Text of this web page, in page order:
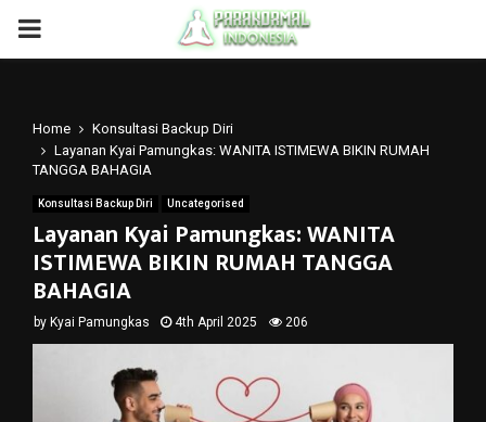
PRIMARY
Home
Konsultasi Backup Diri
Layanan Kyai Pamungkas: WANITA ISTIMEWA BIKIN RUMAH
TANGGA BAHAGIA
Konsultasi Backup Diri Uncategorised
Layanan Kyai Pamungkas: WANITA
ISTIMEWA BIKIN RUMAH TANGGA
BAHAGIA
by Kyai Pamungkas 4th April 2025 206